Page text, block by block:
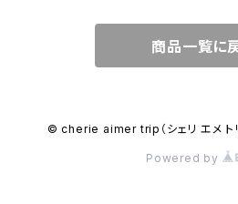
リュック
カップ
マガジンカバー
商品一覧に
© cherie aimer trip（シェリ エメ ト
Powered by